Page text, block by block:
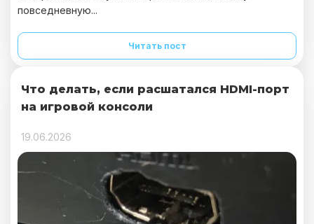
повседневную...
Читать пост
Что делать, если расшатался HDMI-порт
на игровой консоли
19.06.2026